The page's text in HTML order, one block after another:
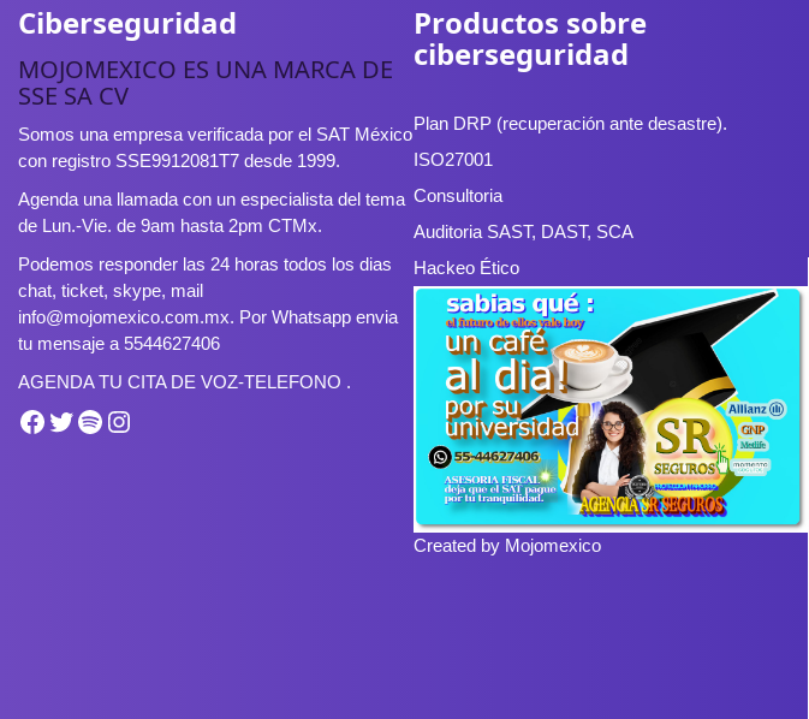
Ciberseguridad
MOJOMEXICO ES UNA MARCA DE
SSE SA CV
Somos una empresa verificada por el SAT México
con registro SSE9912081T7 desde 1999.
Agenda una llamada con un especialista del tema
de Lun.-Vie. de 9am hasta 2pm CTMx.
Podemos responder las 24 horas todos los dias
chat, ticket, skype, mail
info@mojomexico.com.mx. Por Whatsapp envia
tu mensaje a 5544627406
AGENDA TU CITA DE VOZ-TELEFONO .
Facebook Twitter Spotify Instagram
Productos sobre
ciberseguridad
Plan DRP (recuperación ante desastre).
ISO27001
Consultoria
Auditoria SAST, DAST, SCA
Hackeo Ético
Created by Mojomexico